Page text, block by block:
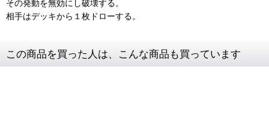
その発動を無効にし破壊する。
相手はデッキから１枚ドローする。
この商品を買った人は、こんな商品も買っています